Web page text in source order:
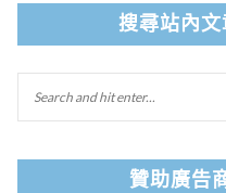
搜尋站內文
贊助廣告